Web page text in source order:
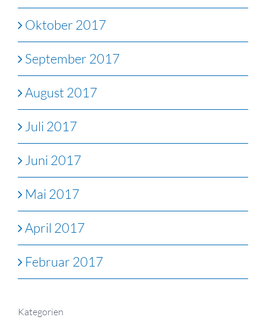
Oktober 2017
September 2017
August 2017
Juli 2017
Juni 2017
Mai 2017
April 2017
Februar 2017
Kategorien